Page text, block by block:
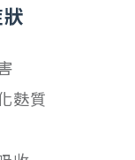
麩質